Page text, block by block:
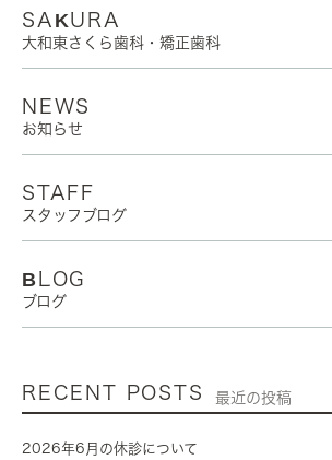
SAKURA
大和東さくら歯科・矯正歯科
NEWS
お知らせ
STAFF
スタッフブログ
BLOG
ブログ
RECENT POSTS 最近の投稿
2026年6月の休診について